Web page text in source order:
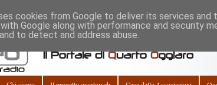
cookies from Google to deliver its services and
Google along with performance and security
to detect and address abuse.